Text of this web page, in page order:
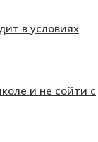
в условиях
и не сойти с